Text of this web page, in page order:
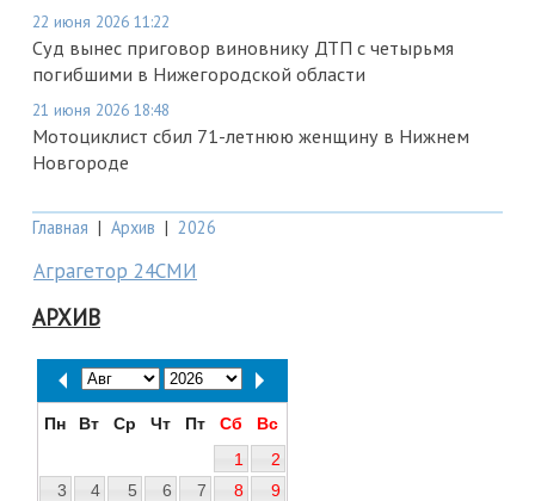
22 июня 2026 11:22
Суд вынес приговор виновнику ДТП с четырьмя
погибшими в Нижегородской области
21 июня 2026 18:48
Мотоциклист сбил 71-летнюю женщину в Нижнем
Новгороде
Главная | Архив | 2026
Аграгетор 24СМИ
АРХИВ
Пн Вт Ср Чт Пт Сб
Вс
1
2
3
4 5 6 7 8
9